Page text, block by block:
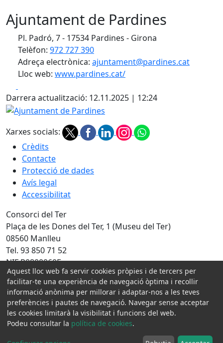
Ajuntament de Pardines
Pl. Padró, 7 - 17534 Pardines - Girona
Telèfon: 972 727 390
Adreça electrònica: ajuntament@pardines.cat
Lloc web: www.pardines.cat/
Darrera actualització: 12.11.2025 | 12:24
Ajuntament de Pardines
Xarxes socials:
Crèdits
Contacte
Protecció de dades
Avís legal
Accessibilitat
Consorci del Ter
Plaça de les Dones del Ter, 1 (Museu del Ter)
08560 Manlleu
Tel. 93 850 71 52
NIF P0800060F
Amb la col·laboració de:
Aquest lloc web fa servir cookies pròpies i de tercers per
facilitar-te una experiència de navegació òptima i recollir
informació anònima per millorar i adaptar-nos a les teves
preferències i pautes de navegació. Navegar sense acceptar
les cookies limitarà la visibilitat i funcions del web.
Podeu consultar la política de cookies.